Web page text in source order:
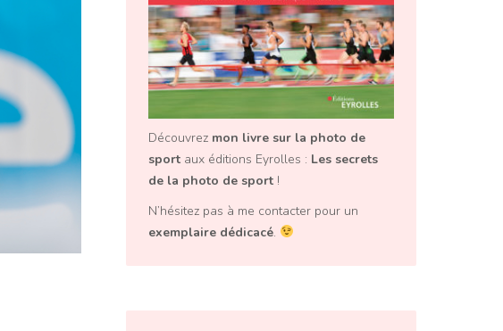
Découvrez mon livre sur la photo de
sport aux éditions Eyrolles : Les secrets
de la photo de sport !
N’hésitez pas à me contacter pour un
exemplaire dédicacé.